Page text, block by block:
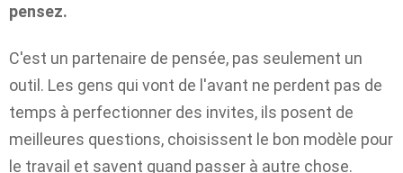
pensez.
C'est un partenaire de pensée, pas seulement un
outil. Les gens qui vont de l'avant ne perdent pas de
temps à perfectionner des invites, ils posent de
meilleures questions, choisissent le bon modèle pour
le travail et savent quand passer à autre chose.